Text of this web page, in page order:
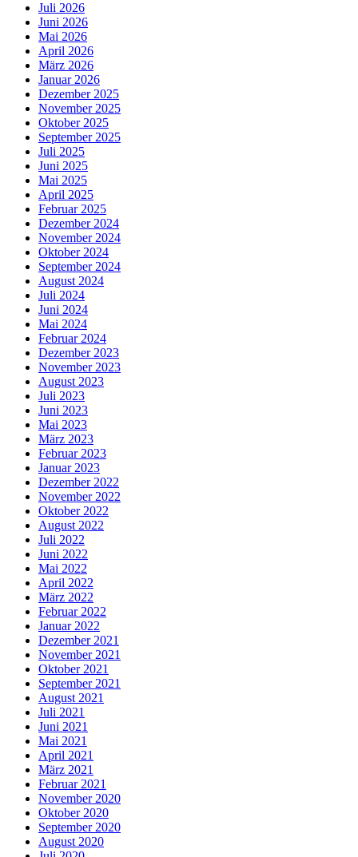
Juli 2026
Juni 2026
Mai 2026
April 2026
März 2026
Januar 2026
Dezember 2025
November 2025
Oktober 2025
September 2025
Juli 2025
Juni 2025
Mai 2025
April 2025
Februar 2025
Dezember 2024
November 2024
Oktober 2024
September 2024
August 2024
Juli 2024
Juni 2024
Mai 2024
Februar 2024
Dezember 2023
November 2023
August 2023
Juli 2023
Juni 2023
Mai 2023
März 2023
Februar 2023
Januar 2023
Dezember 2022
November 2022
Oktober 2022
August 2022
Juli 2022
Juni 2022
Mai 2022
April 2022
März 2022
Februar 2022
Januar 2022
Dezember 2021
November 2021
Oktober 2021
September 2021
August 2021
Juli 2021
Juni 2021
Mai 2021
April 2021
März 2021
Februar 2021
November 2020
Oktober 2020
September 2020
August 2020